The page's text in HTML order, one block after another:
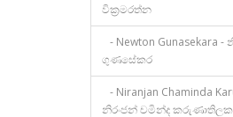
වික්‍රමරත්න
- Newton Gunasekara
ගුණසේකර
- Niranjan Chaminda
නිරංජන් චමින්ද කරුණාතිලක